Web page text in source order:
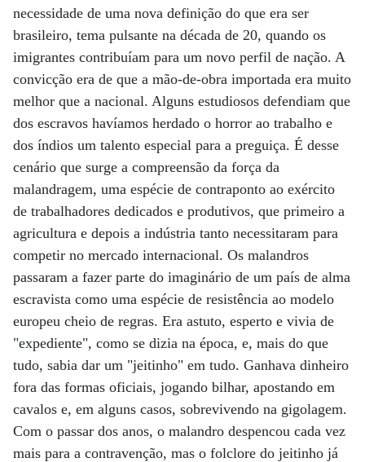
necessidade de uma nova definição do que era ser
brasileiro, tema pulsante na década de 20, quando os
imigrantes contribuíam para um novo perfil de nação. A
convicção era de que a mão-de-obra importada era muito
melhor que a nacional. Alguns estudiosos defendiam que
dos escravos havíamos herdado o horror ao trabalho e
dos índios um talento especial para a preguiça. É desse
cenário que surge a compreensão da força da
malandragem, uma espécie de contraponto ao exército
de trabalhadores dedicados e produtivos, que primeiro a
agricultura e depois a indústria tanto necessitaram para
competir no mercado internacional. Os malandros
passaram a fazer parte do imaginário de um país de alma
escravista como uma espécie de resistência ao modelo
europeu cheio de regras. Era astuto, esperto e vivia de
"expediente", como se dizia na época, e, mais do que
tudo, sabia dar um "jeitinho" em tudo. Ganhava dinheiro
fora das formas oficiais, jogando bilhar, apostando em
cavalos e, em alguns casos, sobrevivendo na gigolagem.
Com o passar dos anos, o malandro despencou cada vez
mais para a contravenção, mas o folclore do jeitinho já